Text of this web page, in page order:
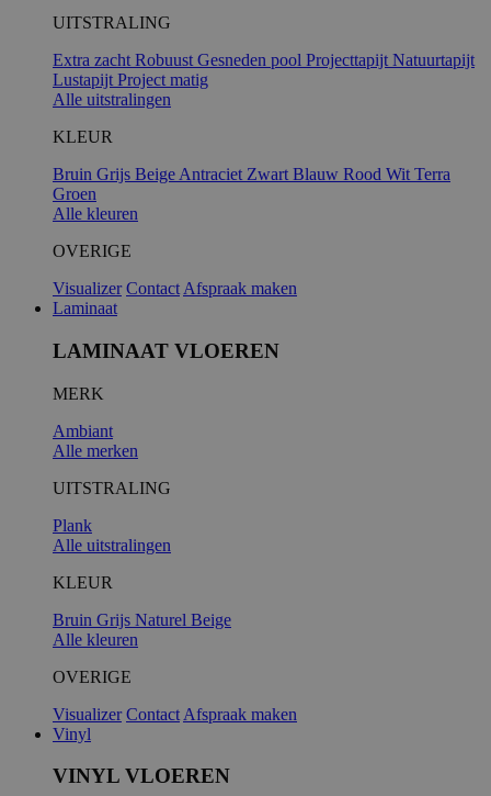
UITSTRALING
Extra zacht Robuust Gesneden pool Projecttapijt Natuurtapijt
Lustapijt Project matig
Alle uitstralingen
KLEUR
Bruin Grijs Beige Antraciet Zwart Blauw Rood Wit Terra
Groen
Alle kleuren
OVERIGE
Visualizer Contact Afspraak maken
Laminaat
LAMINAAT VLOEREN
MERK
Ambiant
Alle merken
UITSTRALING
Plank
Alle uitstralingen
KLEUR
Bruin Grijs Naturel Beige
Alle kleuren
OVERIGE
Visualizer Contact Afspraak maken
Vinyl
VINYL VLOEREN